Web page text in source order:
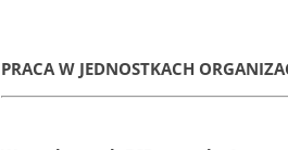
PRACA W JEDNOSTKACH